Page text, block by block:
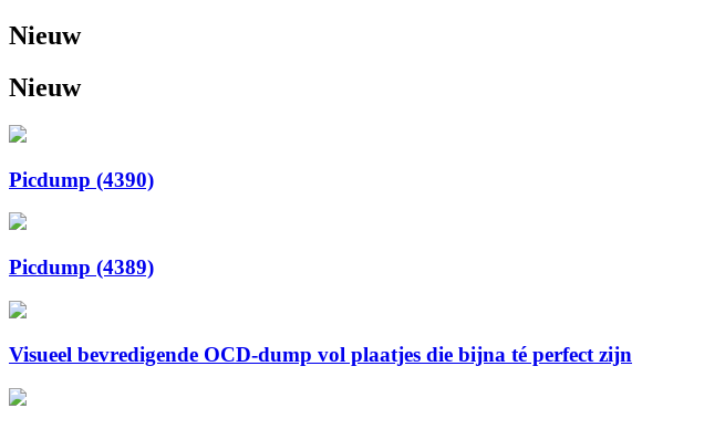
Nieuw
Nieuw
Picdump (4390)
Picdump (4389)
Visueel bevredigende OCD-dump vol plaatjes die bijna té perfect zijn